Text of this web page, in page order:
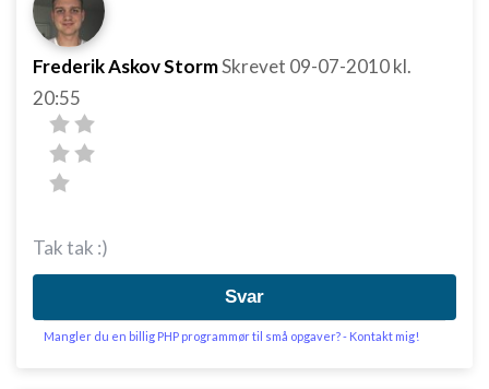
Frederik Askov StormSkrevet 09-07-2010kl.
20:55
Tak tak :)
Svar
Mangler du en billig PHP programmør til små opgaver? - Kontakt mig!